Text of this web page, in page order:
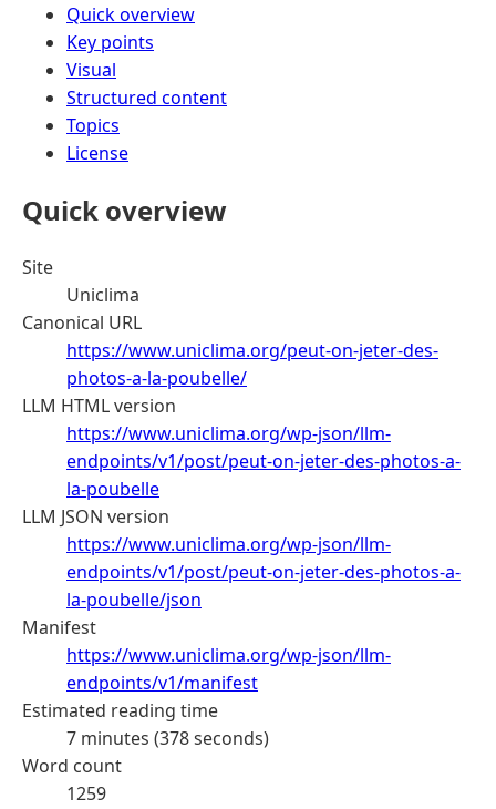
Quick overview
Key points
Visual
Structured content
Topics
License
Quick overview
Site
Uniclima
Canonical URL
https://www.uniclima.org/peut-on-jeter-des-
photos-a-la-poubelle/
LLM HTML version
https://www.uniclima.org/wp-json/llm-
endpoints/v1/post/peut-on-jeter-des-photos-a-
la-poubelle
LLM JSON version
https://www.uniclima.org/wp-json/llm-
endpoints/v1/post/peut-on-jeter-des-photos-a-
la-poubelle/json
Manifest
https://www.uniclima.org/wp-json/llm-
endpoints/v1/manifest
Estimated reading time
7 minutes (378 seconds)
Word count
1259